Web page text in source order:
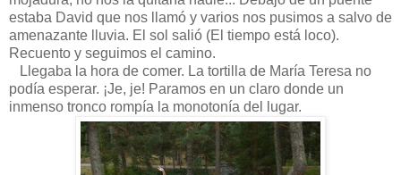
estaba David que nos llamó y varios nos pusimos a salvo de
amenazante lluvia. El sol salió (El tiempo está loco).
Recuento y seguimos el camino.
Llegaba la hora de comer. La tortilla de María Teresa no
podía esperar. ¡Je, je! Paramos en un claro donde un
inmenso tronco rompía la monotonía del lugar.